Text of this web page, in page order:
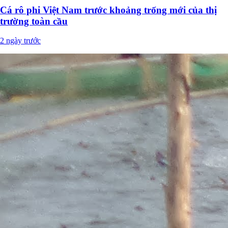
Cá rô phi Việt Nam trước khoảng trống mới của thị
trường toàn cầu
2 ngày trước